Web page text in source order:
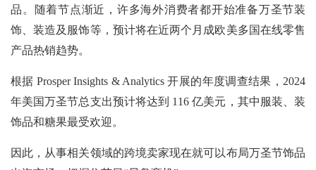
品。随着节点渐近，许多海外消费者都开始准备万圣节装
饰、装造及服饰等，预计将在近两个月成欧美多国在线零售
产品热销趋势。
根据 Prosper Insights & Analytics 开展的年度调查结果，2024
年美国万圣节总支出预计将达到 116 亿美元，其中服装、装
饰品和糖果最受欢迎。
因此，从事相关领域的跨境卖家现在就可以布局万圣节饰品